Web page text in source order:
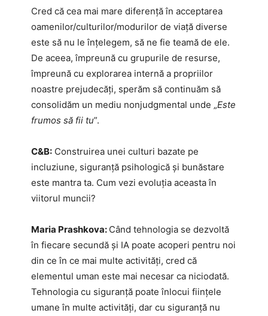
Cred că cea mai mare diferență în acceptarea
oamenilor/culturilor/modurilor de viață diverse
este să nu le înțelegem, să ne fie teamă de ele.
De aceea, împreună cu grupurile de resurse,
împreună cu explorarea internă a propriilor
noastre prejudecăți, sperăm să continuăm să
consolidăm un mediu nonjudgmental unde „Este
frumos să fii tu”.
C&B: Construirea unei culturi bazate pe
incluziune, siguranță psihologică și bunăstare
este mantra ta. Cum vezi evoluția aceasta în
viitorul muncii?
Maria Prashkova: Când tehnologia se dezvoltă
în fiecare secundă și IA poate acoperi pentru noi
din ce în ce mai multe activități, cred că
elementul uman este mai necesar ca niciodată.
Tehnologia cu siguranță poate înlocui ființele
umane în multe activități, dar cu siguranță nu